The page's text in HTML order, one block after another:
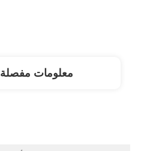
معلومات مفصلة